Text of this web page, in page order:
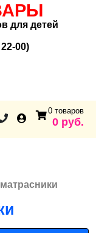
для детей
00)
0 товаров
0 руб.